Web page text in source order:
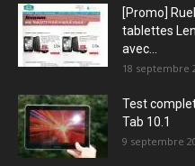
[Promo]
tablettes
avec...
18 septembre
Test
Tab 10.1
9 septembre